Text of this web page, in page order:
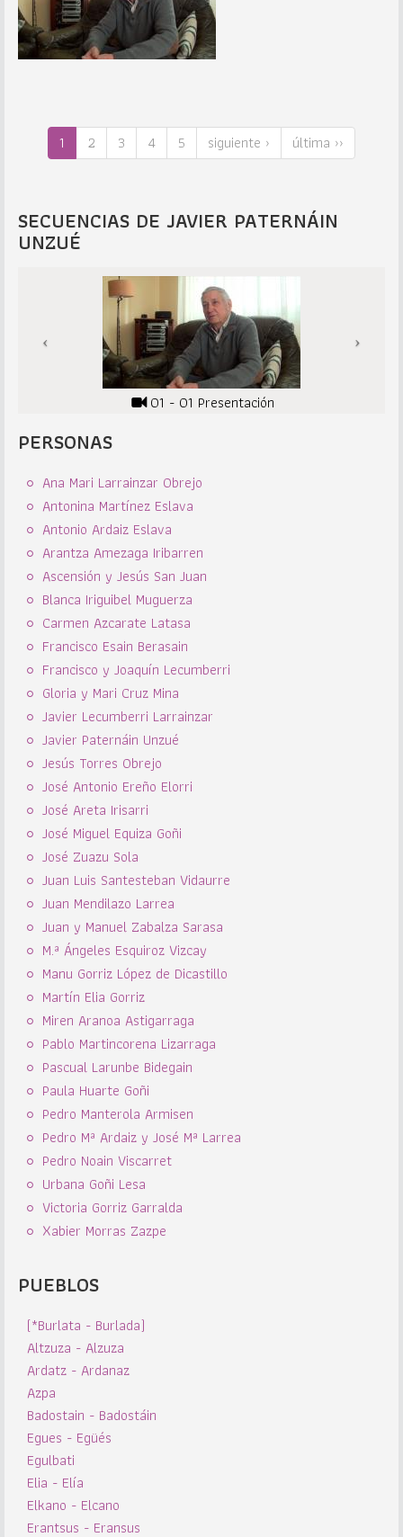
1 2 3 4 5 siguiente › última ››
SECUENCIAS DE JAVIER PATERNÁIN
UNZUÉ
01 - 01 Presentación
PERSONAS
Ana Mari Larrainzar Obrejo
Antonina Martínez Eslava
Antonio Ardaiz Eslava
Arantza Amezaga Iribarren
Ascensión y Jesús San Juan
Blanca Iriguibel Muguerza
Carmen Azcarate Latasa
Francisco Esain Berasain
Francisco y Joaquín Lecumberri
Gloria y Mari Cruz Mina
Javier Lecumberri Larrainzar
Javier Paternáin Unzué
Jesús Torres Obrejo
José Antonio Ereño Elorri
José Areta Irisarri
José Miguel Equiza Goñi
José Zuazu Sola
Juan Luis Santesteban Vidaurre
Juan Mendilazo Larrea
Juan y Manuel Zabalza Sarasa
M.ª Ángeles Esquiroz Vizcay
Manu Gorriz López de Dicastillo
Martín Elia Gorriz
Miren Aranoa Astigarraga
Pablo Martincorena Lizarraga
Pascual Larunbe Bidegain
Paula Huarte Goñi
Pedro Manterola Armisen
Pedro Mª Ardaiz y José Mª Larrea
Pedro Noain Viscarret
Urbana Goñi Lesa
Victoria Gorriz Garralda
Xabier Morras Zazpe
PUEBLOS
(*Burlata - Burlada)
Altzuza - Alzuza
Ardatz - Ardanaz
Azpa
Badostain - Badostáin
Egues - Egüés
Egulbati
Elia - Elía
Elkano - Elcano
Erantsus - Eransus